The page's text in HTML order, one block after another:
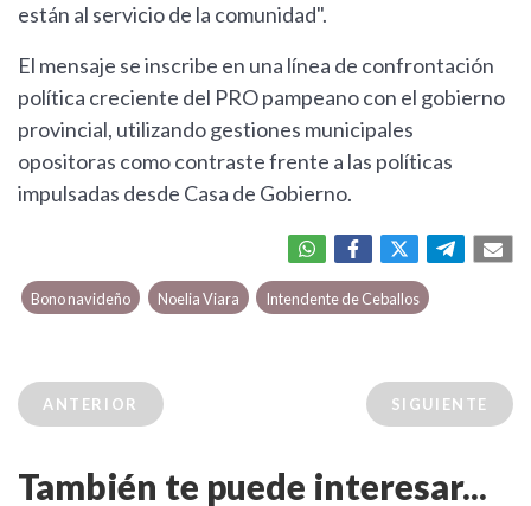
están al servicio de la comunidad".
El mensaje se inscribe en una línea de confrontación
política creciente del PRO pampeano con el gobierno
provincial, utilizando gestiones municipales
opositoras como contraste frente a las políticas
impulsadas desde Casa de Gobierno.
Bono navideño Noelia Viara Intendente de Ceballos
ANTERIOR SIGUIENTE
También te puede interesar...